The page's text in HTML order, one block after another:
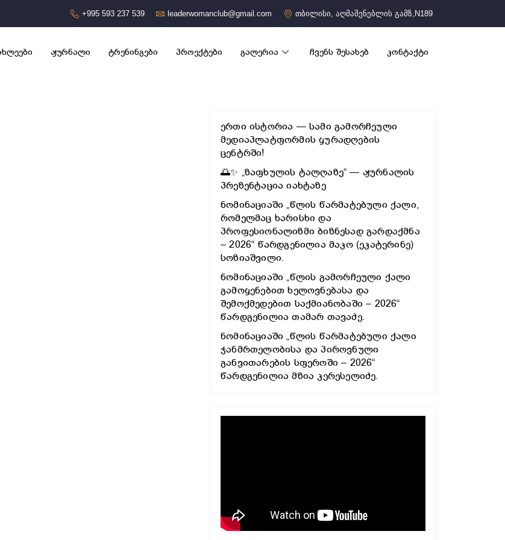
+995 593 237 539 leaderwomanclub@gmail.com თბილისი, აღმაშენებლის გამზ,N189
ჟურნალი ტრენინგები პროექტები გალერია ჩვენს შესახებ კონტაქტი
ერთი ისტორია — სამი გამორჩეული
მედიაპლატფორმის ყურადღების
ცენტრში!
🌅✨ „ზაფხულის ტალღაზე“ — ჟურნალის
პრეზენტაცია იახტაზე
ნომინაციაში „წლის წარმატებული ქალი,
რომელმაც ხარისხი და
პროფესიონალიზმი ბიზნესად გარდაქმნა
– 2026“ წარდგენილია მაკო (ეკატერინე)
სოზიაშვილი.
ნომინაციაში „წლის გამორჩეული ქალი
გამოყენებით ხელოვნებასა და
შემოქმედებით საქმიანობაში – 2026“
წარდგენილია თამარ თავაძე.
ნომინაციაში „წლის წარმატებული ქალი
ჯანმრთელობისა და პიროვნული
განვითარების სფეროში – 2026“
წარდგენილია მზია კერესელიძე.